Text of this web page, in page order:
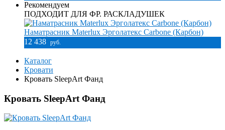
Рекомендуем
ПОДХОДИТ ДЛЯ ФР. РАСКЛАДУШЕК
Наматрасник Materlux Эрголатекс Carbone (Карбон)
12 438 руб.
Каталог
Кровати
Кровать SleepArt Фанд
Кровать SleepArt Фанд